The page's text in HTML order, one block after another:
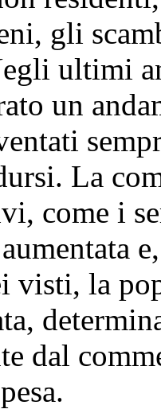
gli
ultimi
un
La
come i
visti, la
dal